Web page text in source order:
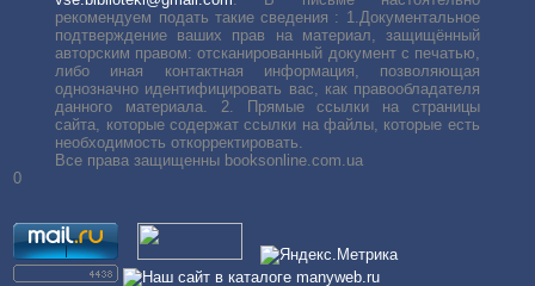
рекомендуем подать такие сведения : 1.Документальное
подтверждение ваших прав на материал, защищённый
авторским правом: отсканированный документ с печатью,
либо иная контактная информация, позволяющая
однозначно идентифицировать вас, как правообладателя
данного материала. 2. Прямые ссылки на страницы
сайта, которые содержат ссылки на файлы, которые есть
необходимость откорректировать.
Все права защищенны booksonline.com.ua
0